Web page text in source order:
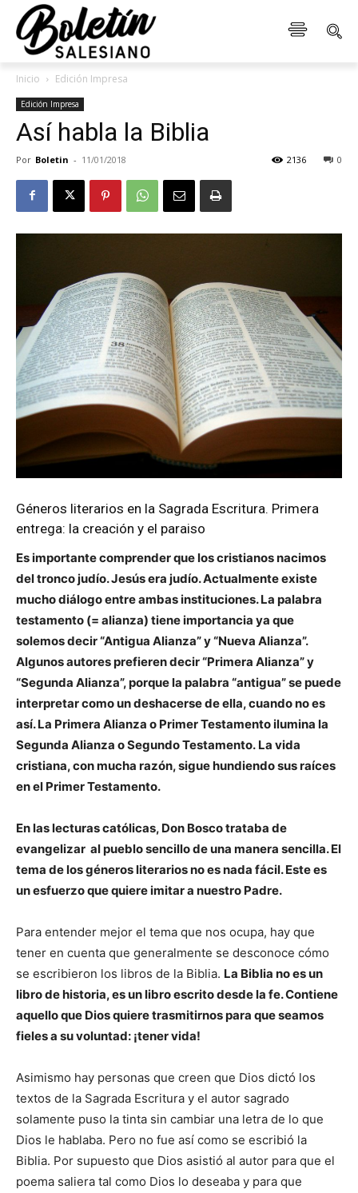
Inicio Edición Impresa
Edición Impresa
Así habla la Biblia
Por Boletin - 11/01/2018 0
2136
Géneros literarios en la Sagrada Escritura. Primera
entrega: la creación y el paraiso
Es importante comprender que los cristianos nacimos
del tronco judío. Jesús era judío. Actualmente existe
mucho diálogo entre ambas instituciones. La palabra
testamento (= alianza) tiene importancia ya que
solemos decir “Antigua Alianza” y “Nueva Alianza”.
Algunos autores prefieren decir “Primera Alianza” y
“Segunda Alianza”, porque la palabra “antigua” se puede
interpretar como un deshacerse de ella, cuando no es
así. La Primera Alianza o Primer Testamento ilumina la
Segunda Alianza o Segundo Testamento. La vida
cristiana, con mucha razón, sigue hundiendo sus raíces
en el Primer Testamento.
En las lecturas católicas, Don Bosco trataba de
evangelizar al pueblo sencillo de una manera sencilla. El
tema de los géneros literarios no es nada fácil. Este es
un esfuerzo que quiere imitar a nuestro Padre.
Para entender mejor el tema que nos ocupa, hay que
tener en cuenta que generalmente se desconoce cómo
se escribieron los libros de la Biblia. La Biblia no es un
libro de historia, es un libro escrito desde la fe. Contiene
aquello que Dios quiere trasmitirnos para que seamos
fieles a su voluntad: ¡tener vida!
Asimismo hay personas que creen que Dios dictó los
textos de la Sagrada Escritura y el autor sagrado
solamente puso la tinta sin cambiar una letra de lo que
Dios le hablaba. Pero no fue así como se escribió la
Biblia. Por supuesto que Dios asistió al autor para que el
poema saliera tal como Dios lo deseaba y para que